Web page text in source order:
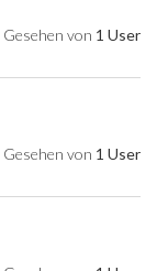
Gesehen von 1 User
Gesehen von 1 User